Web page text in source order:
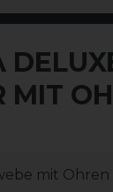
MIT
mit Ohren